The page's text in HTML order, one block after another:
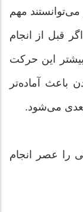
مهم
قبل از انجام
این حرکت
باعث آماده‌تر
می‌شود.
را عصر انجام